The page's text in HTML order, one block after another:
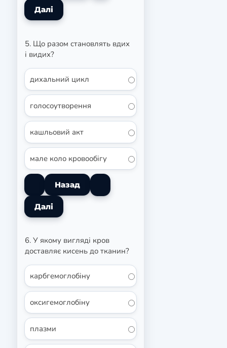
5. Що разом становлять вдих
і видих?
дихальний цикл
голосоутворення
кашльовий акт
мале коло кровообігу
6. У якому вигляді кров
доставляє кисень до тканин?
карбгемоглобіну
оксигемоглобіну
плазми